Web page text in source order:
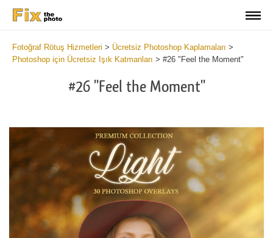
Fotoğraf Rötuş Hizmetleri > Ücretsiz Photoshop Kaplamaları >
Photoshop için Ücretsiz Işık Katmanları > #26 "Feel the Moment"
#26 "Feel the Moment"